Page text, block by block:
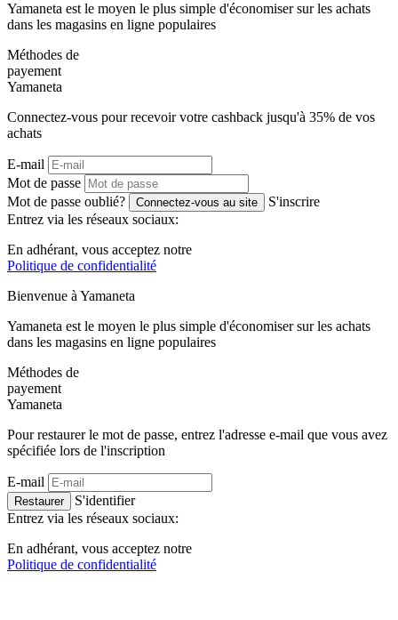
Yamaneta est le moyen le plus simple d'économiser sur les achats
dans les magasins en ligne populaires
Méthodes de
payement
Yamaneta
Connectez-vous pour recevoir votre cashback jusqu'à 35% de vos
achats
E-mail
Mot de passe
Mot de passe oublié?
Connectez-vous au site
S'inscrire
Entrez via les réseaux sociaux:
En adhérant, vous acceptez notre
Politique de confidentialité
Bienvenue à Yamaneta
Yamaneta est le moyen le plus simple d'économiser sur les achats
dans les magasins en ligne populaires
Méthodes de
payement
Yamaneta
Pour restaurer le mot de passe, entrez l'adresse e-mail que vous avez
spécifiée lors de l'inscription
E-mail
Restaurer
S'identifier
Entrez via les réseaux sociaux:
En adhérant, vous acceptez notre
Politique de confidentialité